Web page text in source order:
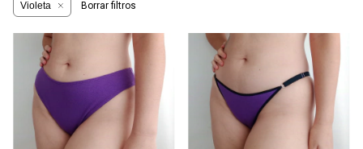
Violeta Borrar filtros